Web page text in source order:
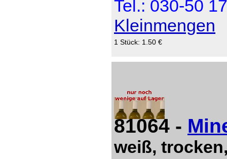
Tel.: 030-50
Kleinmengen
1 Stück: 1.50 €
81064 -
weiß,